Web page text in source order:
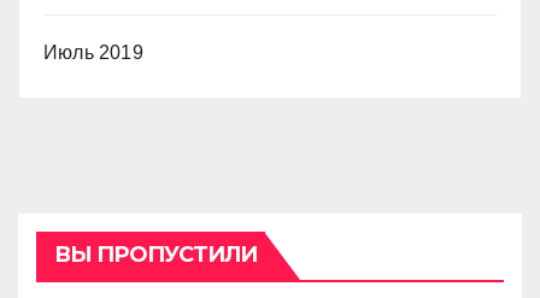
Июль 2019
ВЫ ПРОПУСТИЛИ